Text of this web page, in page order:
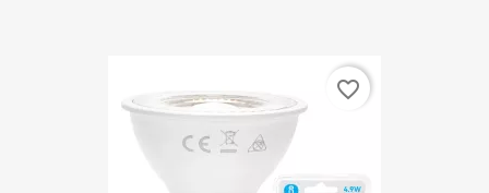
favorite_border